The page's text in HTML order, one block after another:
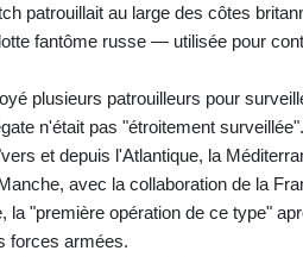
patrouillait au large des côtes
fantôme russe — utilisée pour
plusieurs patrouilleurs pour
n'était pas "étroitement
et depuis l'Atlantique, la
avec la collaboration de la
"première opération de ce type"
forces armées.